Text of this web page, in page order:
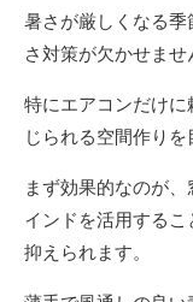
暑さが厳しくなる
さ対策が欠かせませ
特にエアコンだけ
じられる空間作りを
まず効果的なのが
インドを活用する
抑えられます。